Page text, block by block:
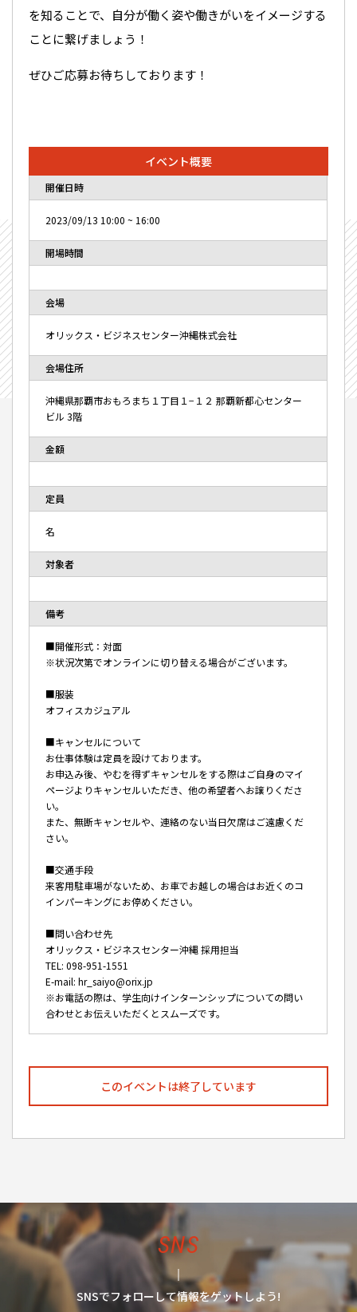
を知ることで、自分が働く姿や働きがいをイメージする
ことに繋げましょう！
ぜひご応募お待ちしております！
イベント概要
開催日時
2023/09/13 10:00 ~ 16:00
開場時間
会場
オリックス・ビジネスセンター沖縄株式会社
会場住所
沖縄県那覇市おもろまち１丁目１−１２ 那覇新都心センター
ビル 3階
金額
定員
名
対象者
備考
■開催形式：対面
※状況次第でオンラインに切り替える場合がございます。
■服装
オフィスカジュアル
■キャンセルについて
お仕事体験は定員を設けております。
お申込み後、やむを得ずキャンセルをする際はご自身のマイ
ページよりキャンセルいただき、他の希望者へお譲りくださ
い。
また、無断キャンセルや、連絡のない当日欠席はご遠慮くだ
さい。
■交通手段
来客用駐車場がないため、お車でお越しの場合はお近くのコ
インパーキングにお停めください。
■問い合わせ先
オリックス・ビジネスセンター沖縄 採用担当
TEL: 098-951-1551
E-mail: hr_saiyo@orix.jp
※お電話の際は、学生向けインターンシップについての問い
合わせとお伝えいただくとスムーズです。
このイベントは終了しています
SNS
SNSでフォローして情報をゲットしよう!